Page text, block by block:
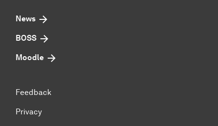
News
BOSS
Moodle
Feedback
Privacy